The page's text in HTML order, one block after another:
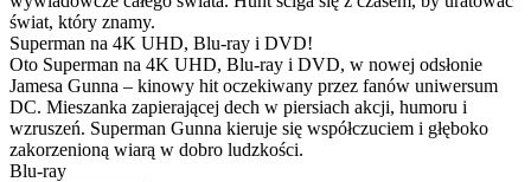
świat, który znamy.
Superman na 4K UHD, Blu-ray i DVD!
Oto Superman na 4K UHD, Blu-ray i DVD, w nowej odsłonie
Jamesa Gunna – kinowy hit oczekiwany przez fanów uniwersum
DC. Mieszanka zapierającej dech w piersiach akcji, humoru i
wzruszeń. Superman Gunna kieruje się współczuciem i głęboko
zakorzenioną wiarą w dobro ludzkości.
Blu-ray